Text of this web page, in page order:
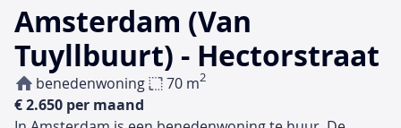
Amsterdam (Van
Tuyllbuurt) - Hectorstraat
benedenwoning 70 m2
€ 2.650 per maand